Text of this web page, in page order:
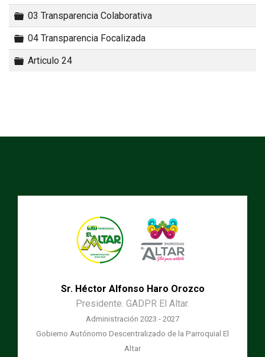
Carpeta
03 Transparencia Colaborativa
Carpeta
04 Transparencia Focalizada
Carpeta
Articulo 24
Sr. Héctor Alfonso Haro Orozco
Presidente. GADPR El Altar.
Administración 2023 - 2027
Gobierno Autónomo Descentralizado de la Parroquial El
Altar